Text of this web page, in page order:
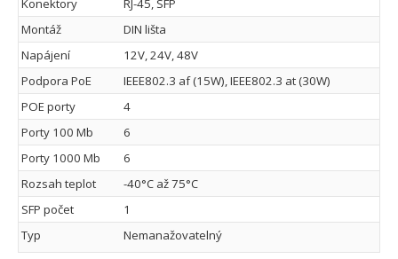
Konektory
RJ-45, SFP
Montáž
DIN lišta
Napájení
12V, 24V, 48V
Podpora PoE
IEEE802.3 af (15W), IEEE802.3 at (30W)
POE porty
4
Porty 100 Mb
6
Porty 1000 Mb
6
Rozsah teplot
-40°C až 75°C
SFP počet
1
Typ
Nemanažovatelný